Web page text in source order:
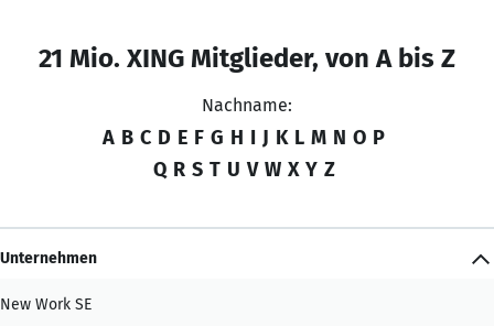
21 Mio. XING Mitglieder, von A bis Z
Nachname:
A B C D E F G H I J K L M N O P
Q R S T U V W X Y Z
Unternehmen
New Work SE